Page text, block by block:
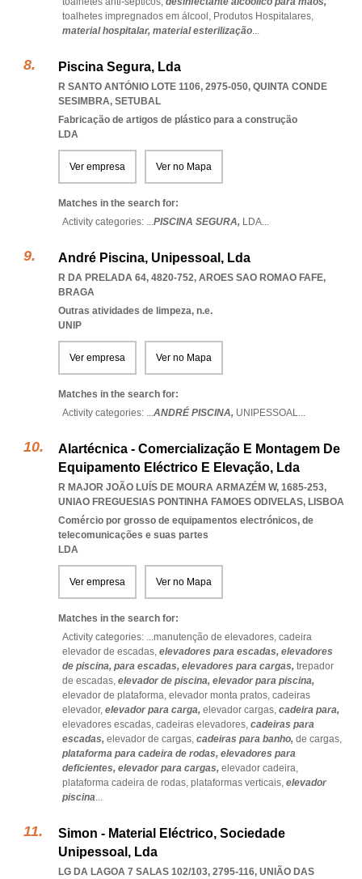
toalhetes impregnados em álcool, Produtos Hospitalares,
material hospitalar, material esterilização...
Piscina Segura, Lda
R SANTO ANTÓNIO LOTE 1106, 2975-050, QUINTA CONDE
SESIMBRA, SETUBAL
Fabricação de artigos de plástico para a construção
LDA
Ver empresa Ver no Mapa
Matches in the search for:
Activity categories: ...PISCINA SEGURA, LDA...
André Piscina, Unipessoal, Lda
R DA PRELADA 64, 4820-752, AROES SAO ROMAO FAFE,
BRAGA
Outras atividades de limpeza, n.e.
UNIP
Ver empresa Ver no Mapa
Matches in the search for:
Activity categories: ...ANDRÉ PISCINA, UNIPESSOAL...
Alartécnica - Comercialização E Montagem De
Equipamento Eléctrico E Elevação, Lda
R MAJOR JOÃO LUÍS DE MOURA ARMAZÉM W, 1685-253,
UNIAO FREGUESIAS PONTINHA FAMOES ODIVELAS, LISBOA
Comércio por grosso de equipamentos electrónicos, de
telecomunicações e suas partes
LDA
Ver empresa Ver no Mapa
Matches in the search for:
Activity categories: ...manutenção de elevadores, cadeira
elevador de escadas, elevadores para escadas, elevadores
de piscina, para escadas, elevadores para cargas, trepador
de escadas, elevador de piscina, elevador para piscina,
elevador de plataforma, elevador monta pratos, cadeiras
elevador, elevador para carga, elevador cargas, cadeira para,
elevadores escadas, cadeiras elevadores, cadeiras para
escadas, elevador de cargas, cadeiras para banho, de cargas,
plataforma para cadeira de rodas, elevadores para
deficientes, elevador para cargas, elevador cadeira,
plataforma cadeira de rodas, plataformas verticais, elevador
piscina...
Simon - Material Eléctrico, Sociedade
Unipessoal, Lda
LG DA LAGOA 7 SALAS 102/103, 2795-116, UNIÃO DAS